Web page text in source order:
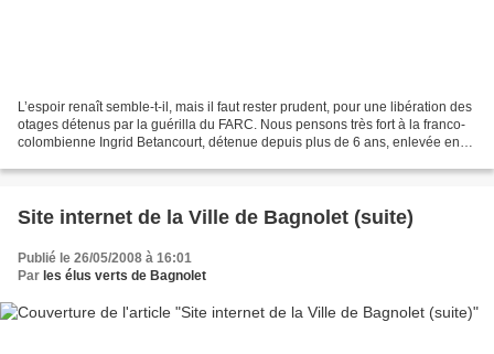
L’espoir renaît semble-t-il, mais il faut rester prudent, pour une libération des
otages détenus par la guérilla du FARC. Nous pensons très fort à la franco-
colombienne Ingrid Betancourt, détenue depuis plus de 6 ans, enlevée en
Site internet de la Ville de Bagnolet (suite)
Publié le 26/05/2008 à 16:01
Par les élus verts de Bagnolet